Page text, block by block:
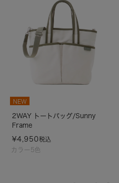
カラー5色
NEW
2WAY トートバッグ/Sunny
Frame
¥4,950税込